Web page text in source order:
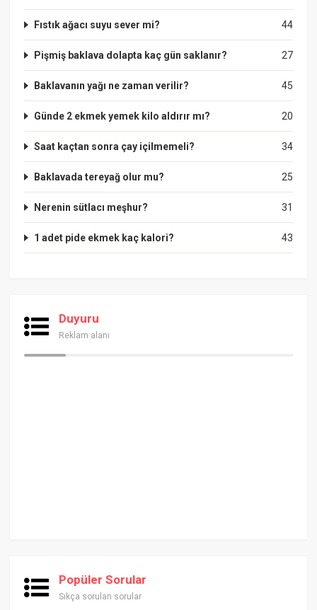
44
Fıstık ağacı suyu sever mi?
27
Pişmiş baklava dolapta kaç gün saklanır?
45
Baklavanın yağı ne zaman verilir?
20
Günde 2 ekmek yemek kilo aldırır mı?
34
Saat kaçtan sonra çay içilmemeli?
25
Baklavada tereyağ olur mu?
31
Nerenin sütlacı meşhur?
43
1 adet pide ekmek kaç kalori?
Duyuru
Reklam alanı
Popüler Sorular
Sıkça sorulan sorular